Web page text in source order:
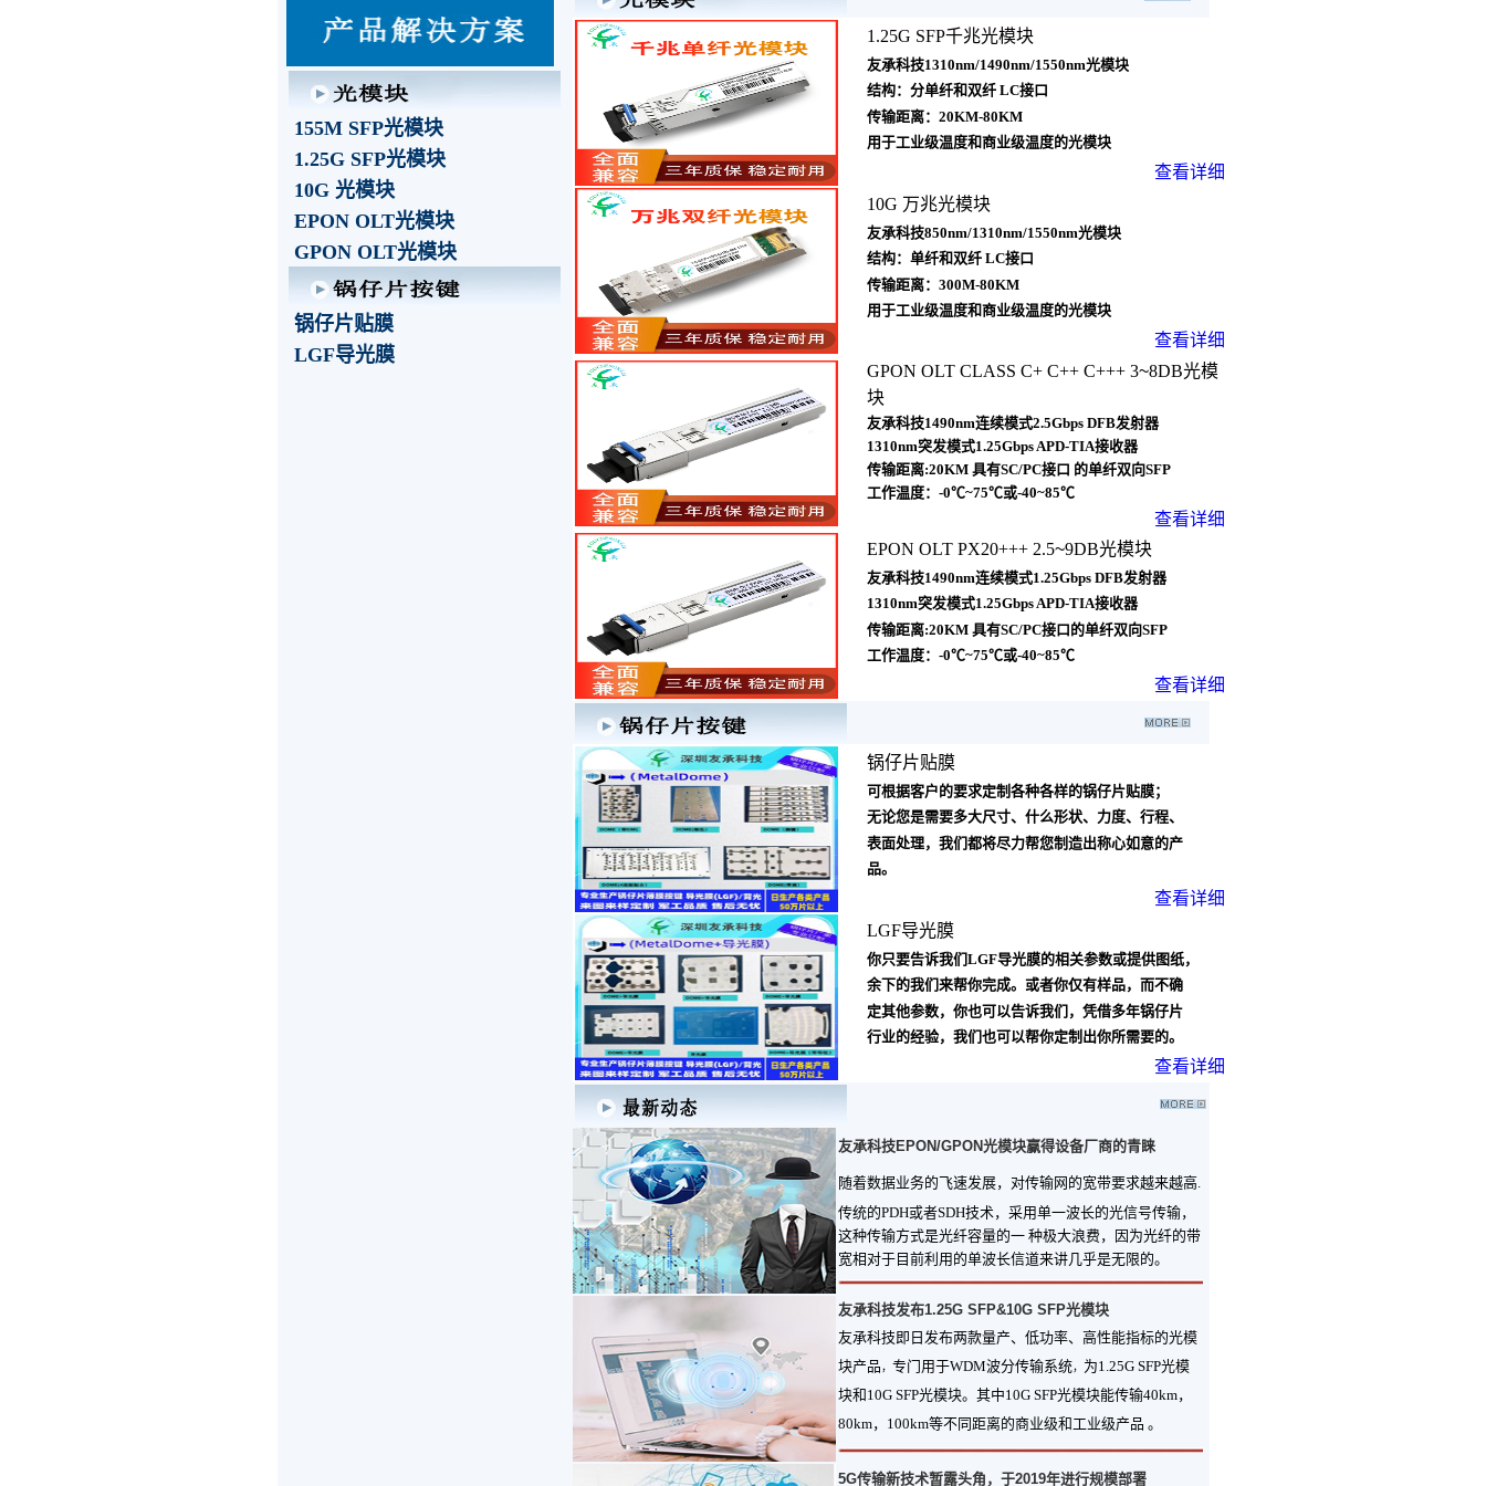
155M SFP光模块
1.25G SFP光模块
10G 光模块
EPON OLT光模块
GPON OLT光模块
锅仔片贴膜
LGF导光膜
1.25G SFP千兆光模块
友承科技1310nm/1490nm/1550nm光模块
结构：分单纤和双纤 LC接口
传输距离：20KM-80KM
用于工业级温度和商业级温度的光模块
查看详细
10G 万兆光模块
友承科技850nm/1310nm/1550nm光模块
结构：单纤和双纤 LC接口
传输距离：300M-80KM
用于工业级温度和商业级温度的光模块
查看详细
GPON OLT CLASS C+ C++ C+++ 3~8DB光模
块
友承科技1490nm连续模式2.5Gbps DFB发射器
1310nm突发模式1.25Gbps APD-TIA接收器
传输距离:20KM 具有SC/PC接口 的单纤双向SFP
工作温度：-0℃~75℃或-40~85℃
查看详细
EPON OLT PX20+++ 2.5~9DB光模块
友承科技1490nm连续模式1.25Gbps DFB发射器
1310nm突发模式1.25Gbps APD-TIA接收器
传输距离:20KM 具有SC/PC接口的单纤双向SFP
工作温度：-0℃~75℃或-40~85℃
查看详细
锅仔片贴膜
可根据客户的要求定制各种各样的锅仔片贴膜；
无论您是需要多大尺寸、什么形状、力度、行程、
表面处理，我们都将尽力帮您制造出称心如意的产
品。
查看详细
LGF导光膜
你只要告诉我们LGF导光膜的相关参数或提供图纸，
余下的我们来帮你完成。或者你仅有样品，而不确
定其他参数，你也可以告诉我们，凭借多年锅仔片
行业的经验，我们也可以帮你定制出你所需要的。
查看详细
友承科技EPON/GPON光模块赢得设备厂商的青睐
随着数据业务的飞速发展，对传输网的宽带要求越来越高.
传统的PDH或者SDH技术，采用单一波长的光信号传输，
这种传输方式是光纤容量的一 种极大浪费，因为光纤的带
宽相对于目前利用的单波长信道来讲几乎是无限的。
友承科技发布1.25G SFP&10G SFP光模块
友承科技即日发布两款量产、低功率、高性能指标的光模
块产品， 专门用于WDM波分传输系统，
为1.25G SFP光模
块和10G SFP光模块。其中10G SFP光模块能传输40km，
80km，100km等不同距离的商业级和工业级产品 。
5G传输新技术暂露头角，于2019年进行规模部署